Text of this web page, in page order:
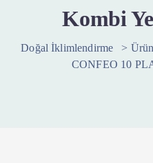
Kombi
Doğal İklimlendirme >
CONFEO 10